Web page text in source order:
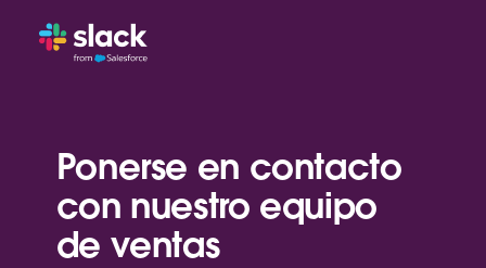
Ponerse en contacto
con nuestro equipo
de ventas